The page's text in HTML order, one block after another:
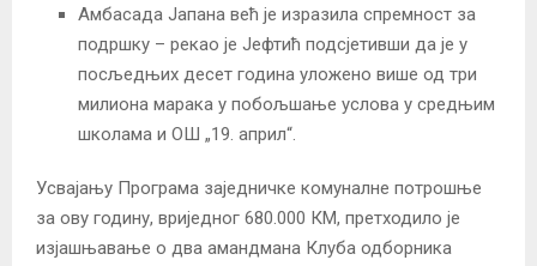
Амбасада Јапана већ је изразила спремност за
подршку – рекао је Јефтић подсјетивши да је у
посљедњих десет година уложено више од три
милиона марака у побољшање услова у средњим
школама и ОШ „19. април“.
Усвајању Програма заједничке комуналне потрошње
за ову годину, вриједног 680.000 КМ, претходило је
изјашњавање о два амандмана Клуба одборника